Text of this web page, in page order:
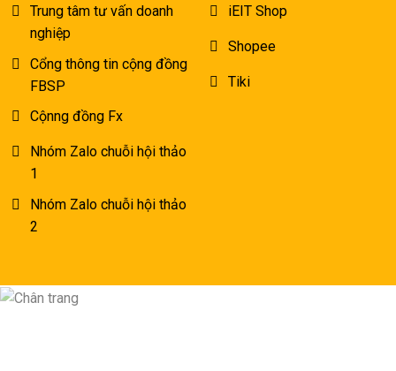
Trung tâm tư vấn doanh
nghiệp
Cổng thông tin cộng đồng
FBSP
Cộnng đồng Fx
Nhóm Zalo chuỗi hội thảo
1
Nhóm Zalo chuỗi hội thảo
2
iEIT Shop
Shopee
Tiki